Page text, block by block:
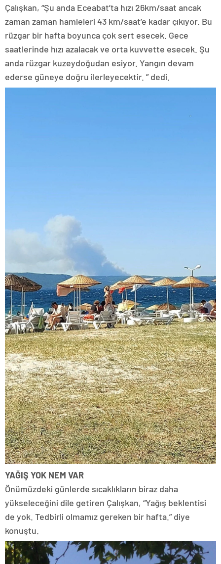
Çalışkan, “Şu anda Eceabat’ta hızı 26km/saat ancak
zaman zaman hamleleri 43 km/saat’e kadar çıkıyor. Bu
rüzgar bir hafta boyunca çok sert esecek. Gece
saatlerinde hızı azalacak ve orta kuvvette esecek. Şu
anda rüzgar kuzeydoğudan esiyor. Yangın devam
ederse güneye doğru ilerleyecektir. ” dedi.
YAĞIŞ YOK NEM VAR
Önümüzdeki günlerde sıcaklıkların biraz daha
yükseleceğini dile getiren Çalışkan, “Yağış beklentisi
de yok. Tedbirli olmamız gereken bir hafta.” diye
konuştu.